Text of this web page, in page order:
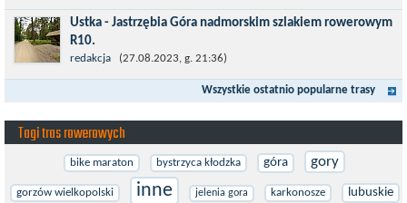
a temperatura jest...
Ustka - Jastrzębia Góra nadmorskim szlakiem rowerowym
R10.
Międzynarodowy Szlak Rowerowy R-10, jest częścią sieci
EuroVelo. Prowadzi wzdłuż brzegu dookoła Morza Bałtyckiego.
Trasa liczy w sumie ponad 8500...
redakcja (27.08.2023, g. 21:36)
Wszystkie ostatnio popularne trasy
Tagi tras rowerowych
bike maraton bystrzyca kłodzka góra gory
gorzów wielkopolski inne jelenia gora karkonosze lubuskie